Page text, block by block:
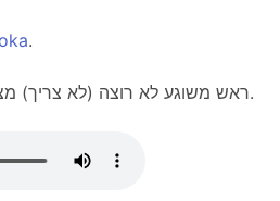
.
ראש משוגע לא רוצה (לא צריך) מצנפת.